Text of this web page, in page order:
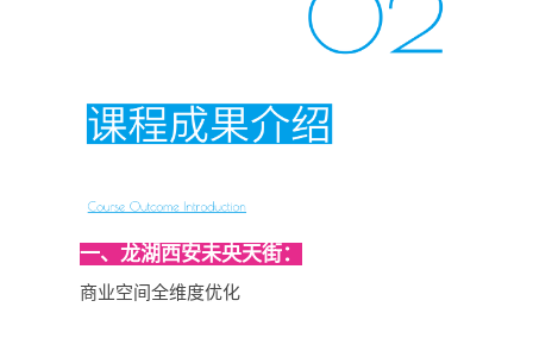
一、龙湖西安未央天街：
商业空间全维度优化